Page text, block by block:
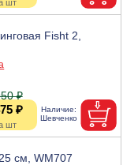
Fisht 2,
₽
₽
см, WM707